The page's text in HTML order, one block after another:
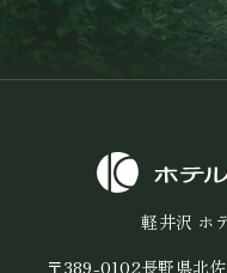
軽井沢 ホ
〒389-0102長野県北